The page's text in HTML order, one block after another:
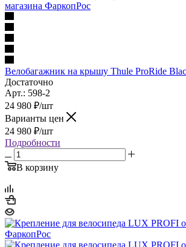
Велобагажник на крышу Thule ProRide
Достаточно
Арт.: 598-2
24 980 ₽/шт
Варианты цен
24 980 ₽/шт
Подробности
В корзину